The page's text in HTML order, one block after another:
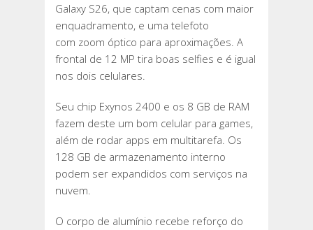
Galaxy S26, que captam cenas com maior
enquadramento, e uma telefoto
com zoom óptico para aproximações. A
frontal de 12 MP tira boas selfies e é igual
nos dois celulares.
Seu chip Exynos 2400 e os 8 GB de RAM
fazem deste um bom celular para games,
além de rodar apps em multitarefa. Os
128 GB de armazenamento interno
podem ser expandidos com serviços na
nuvem.
O corpo de alumínio recebe reforço do